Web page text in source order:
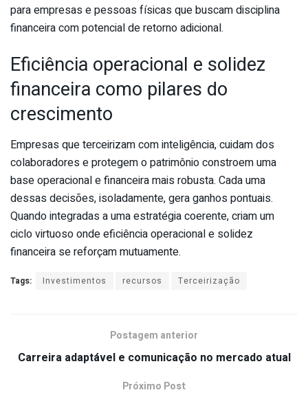
para empresas e pessoas físicas que buscam disciplina
financeira com potencial de retorno adicional.
Eficiência operacional e solidez
financeira como pilares do
crescimento
Empresas que terceirizam com inteligência, cuidam dos
colaboradores e protegem o patrimônio constroem uma
base operacional e financeira mais robusta. Cada uma
dessas decisões, isoladamente, gera ganhos pontuais.
Quando integradas a uma estratégia coerente, criam um
ciclo virtuoso onde eficiência operacional e solidez
financeira se reforçam mutuamente.
Tags: Investimentos recursos Terceirização
Postagem anterior
Carreira adaptável e comunicação no mercado atual
Próximo Post